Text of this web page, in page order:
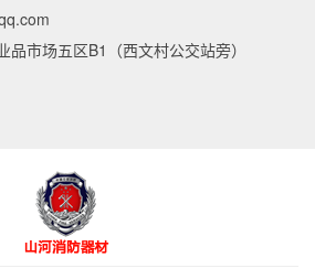
品市场五区B1（西文村公交站旁）